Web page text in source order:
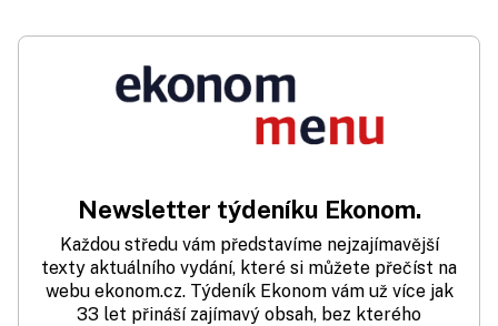
Newsletter týdeníku Ekonom.
Každou středu vám představíme nejzajímavější
texty aktuálního vydání, které si můžete přečíst na
webu ekonom.cz. Týdeník Ekonom vám už více jak
33 let přináší zajímavý obsah, bez kterého